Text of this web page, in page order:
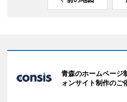
青森のホームページ
ォンサイト制作のご